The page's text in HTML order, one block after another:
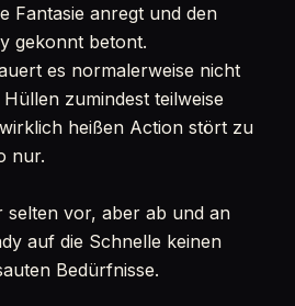
Fantasie anregt und den
gekonnt betont.
es normalerweise nicht
zumindest teilweise
heißen Action stört zu
nur.
selten vor, aber ab und an
auf die Schnelle keinen
Bedürfnisse.